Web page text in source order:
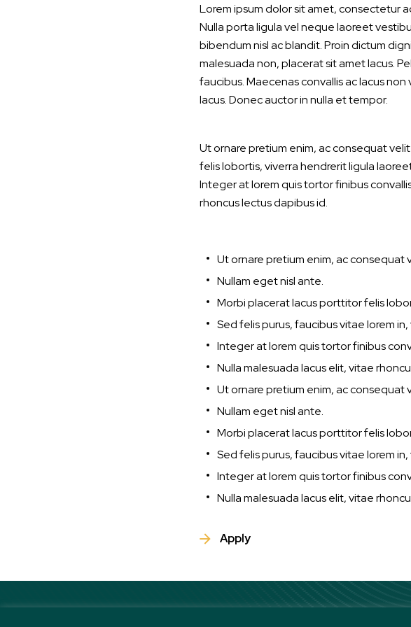
Lorem ipsum dolor sit amet, consectetur
Nulla porta ligula vel neque laoreet
bibendum nisl ac blandit. Proin dictum
malesuada non, placerat sit amet lacus.
faucibus. Maecenas convallis ac lacus
lacus. Donec auctor in nulla et tempor.
Ut ornare pretium enim, ac consequat
felis lobortis, viverra hendrerit ligula
Integer at lorem quis tortor finibus
rhoncus lectus dapibus id.
Ut ornare pretium enim, ac consequat
Nullam eget nisl ante.
Morbi placerat lacus porttitor felis
Sed felis purus, faucibus vitae lorem
Integer at lorem quis tortor finibus
Nulla malesuada lacus elit, vitae
Ut ornare pretium enim, ac consequat
Nullam eget nisl ante.
Morbi placerat lacus porttitor felis
Sed felis purus, faucibus vitae lorem
Integer at lorem quis tortor finibus
Nulla malesuada lacus elit, vitae
Apply